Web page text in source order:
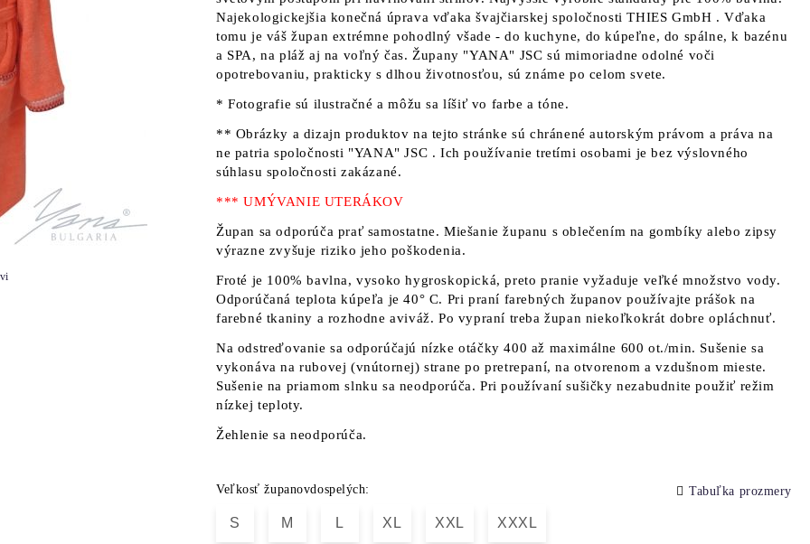
Najekologickejšia konečná úprava vďaka švajčiarskej spoločnostiTHIES GmbH . Vďaka
tomu je váš župan extrémne pohodlný všade - do kuchyne, do kúpeľne, do spálne, k bazénu
a SPA, na pláž aj na voľný čas. Župany "YANA" JSC sú mimoriadne odolné voči
opotrebovaniu, prakticky s dlhou životnosťou, sú známe po celom svete.
* Fotografie sú ilustračné a môžu sa líšiť vo farbe a tóne.
** Obrázky a dizajn produktov na tejto stránke sú chránené autorským právom a práva na
ne patria spoločnosti "YANA" JSC . Ich používanie tretími osobami je bez výslovného
súhlasu spoločnosti zakázané.
*** UMÝVANIE UTERÁKOV
Župan sa odporúča prať samostatne. Miešanie županu s oblečením na gombíky alebo zipsy
výrazne zvyšuje riziko jeho poškodenia.
Froté je 100% bavlna, vysoko hygroskopická, preto pranie vyžaduje veľké množstvo vody.
Odporúčaná teplota kúpeľa je 40° C. Pri praní farebných županov používajte prášok na
farebné tkaniny a rozhodne aviváž. Po vypraní treba župan niekoľkokrát dobre opláchnuť.
Na odstreďovanie sa odporúčajú nízke otáčky 400 až maximálne 600 ot./min. Sušenie sa
vykonáva na rubovej (vnútornej) strane po pretrepaní, na otvorenom a vzdušnom mieste.
Sušenie na priamom slnku sa neodporúča. Pri používaní sušičky nezabudnite použiť režim
nízkej teploty.
Žehlenie sa neodporúča.
Veľkosť županovdospelých: Tabuľka prozmery
S M L XL XXL XXXL